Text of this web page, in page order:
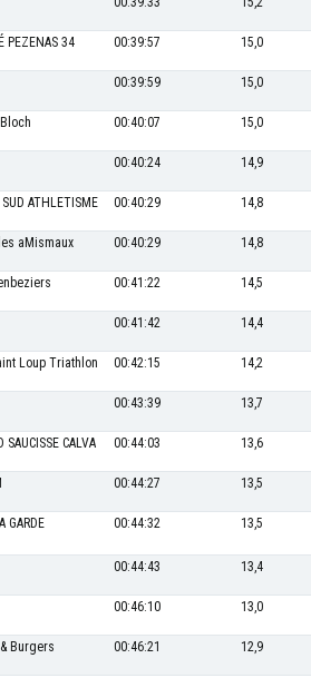
PEZENAS 34 00:39:57 15,0
00:39:59 15,0
00:40:07 15,0
00:40:24 14,9
ATHLETISME 00:40:29 14,8
les aMismaux 00:40:29 14,8
00:41:22 14,5
00:41:42 14,4
Loup Triathlon 00:42:15 14,2
00:43:39 13,7
SAUCISSE CALVA 00:44:03 13,6
00:44:27 13,5
GARDE 00:44:32 13,5
00:44:43 13,4
00:46:10 13,0
Burgers 00:46:21 12,9